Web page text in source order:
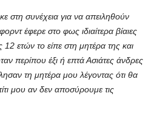
στη συνέχεια για να απειληθούν
έφερε στο φως ιδιαίτερα βίαιες
ετών το είπε στη μητέρα της και
περίπου έξι ή επτά Ασιάτες άνδρες
τη μητέρα μου λέγοντας ότι θα
μου αν δεν αποσύρουμε τις